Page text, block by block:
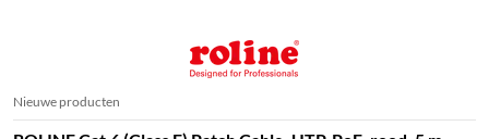
Nieuwe producten